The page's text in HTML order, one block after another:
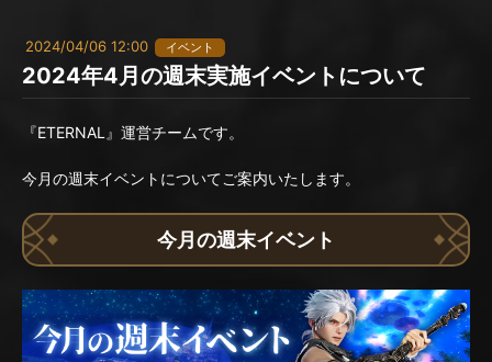
2024/04/06 12:00 イベント
2024年4月の週末実施イベントについて
『ETERNAL』運営チームです。
今月の週末イベントについてご案内いたします。
今月の週末イベント